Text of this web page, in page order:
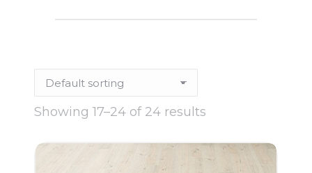
Showing 17–24 of 24 results